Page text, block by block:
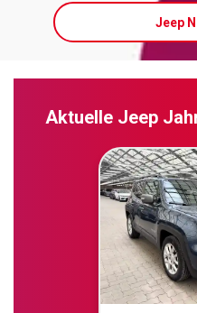
Jeep
Aktuelle Jeep